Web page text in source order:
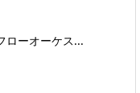
ローオーケス...